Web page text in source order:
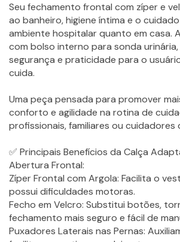
Seu fechamento frontal com zíper e
ao banheiro, higiene íntima e o
ambiente hospitalar quanto em casa.
com bolso interno para sonda
segurança e praticidade para o
cuida.
Uma peça pensada para promover
conforto e agilidade na rotina de
profissionais, familiares ou cuidadores
✅ Principais Benefícios da Calça
Abertura Frontal:
Zíper Frontal com Argola: Facilita o
possui dificuldades motoras.
Fecho em Velcro: Substitui botões,
fechamento mais seguro e fácil de
Puxadores Laterais nas Pernas: